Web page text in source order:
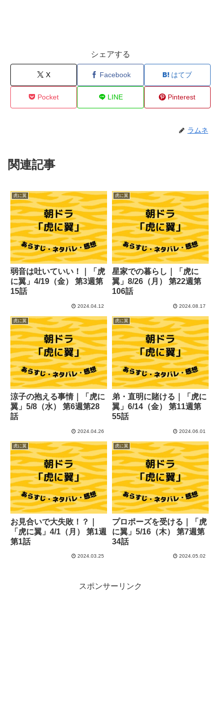
シェアする
X Facebook はてブ
Pocket LINE Pinterest
ラムネ
関連記事
虎に翼
弱音は吐いていい！｜「虎
に翼」4/19（金） 第3週第
15話
2024.04.12
虎に翼
星家での暮らし｜「虎に
翼」8/26（月） 第22週第
106話
2024.08.17
虎に翼
涼子の抱える事情｜「虎に
翼」5/8（水） 第6週第28
話
2024.04.26
虎に翼
弟・直明に賭ける｜「虎に
翼」6/14（金） 第11週第
55話
2024.06.01
虎に翼
お見合いで大失敗！？｜
「虎に翼」4/1（月） 第1週
第1話
2024.03.25
虎に翼
プロポーズを受ける｜「虎
に翼」5/16（木） 第7週第
34話
2024.05.02
スポンサーリンク